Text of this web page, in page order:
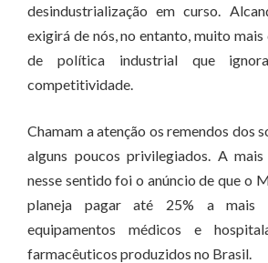
desindustrialização em curso.
exigirá de nós, no entanto, muito mais
de política industrial que
competitividade.
Chamam a atenção os remendos dos
alguns poucos privilegiados. A
nesse sentido foi o anúncio de que o
planeja pagar até 25% a mais
equipamentos médicos e
farmacêuticos produzidos no Brasil.